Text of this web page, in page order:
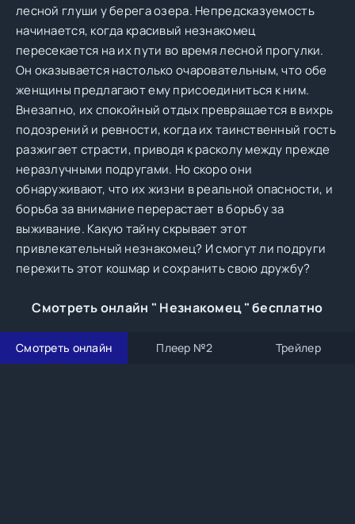
лесной глуши у берега озера. Непредсказуемость
начинается, когда красивый незнакомец
пересекается на их пути во время лесной прогулки.
Он оказывается настолько очаровательным, что обе
женщины предлагают ему присоединиться к ним.
Внезапно, их спокойный отдых превращается в вихрь
подозрений и ревности, когда их таинственный гость
разжигает страсти, приводя к расколу между прежде
неразлучными подругами. Но скоро они
обнаруживают, что их жизни в реальной опасности, и
борьба за внимание перерастает в борьбу за
выживание. Какую тайну скрывает этот
привлекательный незнакомец? И смогут ли подруги
пережить этот кошмар и сохранить свою дружбу?
Смотреть онлайн " Незнакомец " бесплатно
Смотреть онлайн Плеер №2 Трейлер